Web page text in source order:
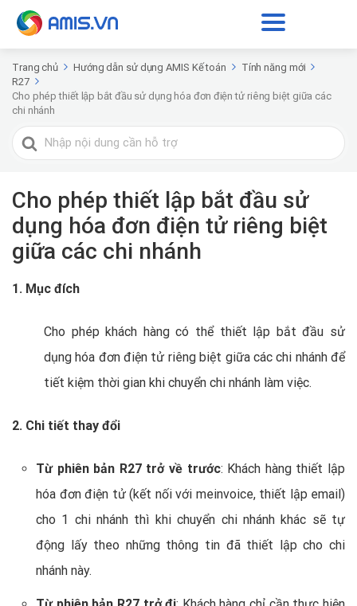
Trang chủ Hướng dẫn sử dụng AMIS Kế toán
Tính năng mới
R27
Cho phép thiết lập bắt đầu sử dụng hóa đơn điện tử riêng biệt giữa các
chi nhánh
Tìm
kiếm
Cho phép thiết lập bắt đầu sử
dụng hóa đơn điện tử riêng biệt
giữa các chi nhánh
1. Mục đích
Cho phép khách hàng có thể thiết lập bắt đầu sử
dụng hóa đơn điện tử riêng biệt giữa các chi nhánh để
tiết kiệm thời gian khi chuyển chi nhánh làm việc.
2. Chi tiết thay đổi
Từ phiên bản R27 trở về trước: Khách hàng thiết lập
hóa đơn điện tử (kết nối với meinvoice, thiết lập email)
cho 1 chi nhánh thì khi chuyển chi nhánh khác sẽ tự
động lấy theo những thông tin đã thiết lập cho chi
nhánh này.